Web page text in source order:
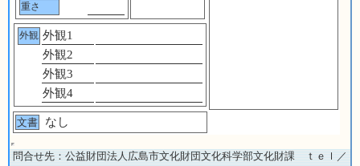
重さ
外観 外観1
外観2
外観3
外観4
文書 なし
問合せ先：公益財団法人広島市文化財団文化科学部文化財課 ｔｅｌ／